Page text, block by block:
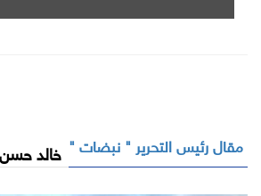
مقال رئيس التحرير " نبضات " خالد حسن